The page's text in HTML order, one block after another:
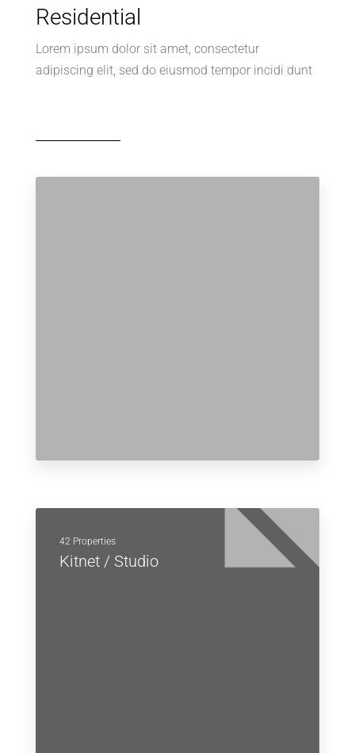
Residential
Lorem ipsum dolor sit amet, consectetur
adipiscing elit, sed do eiusmod tempor incidi dunt
42 Properties
Kitnet / Studio